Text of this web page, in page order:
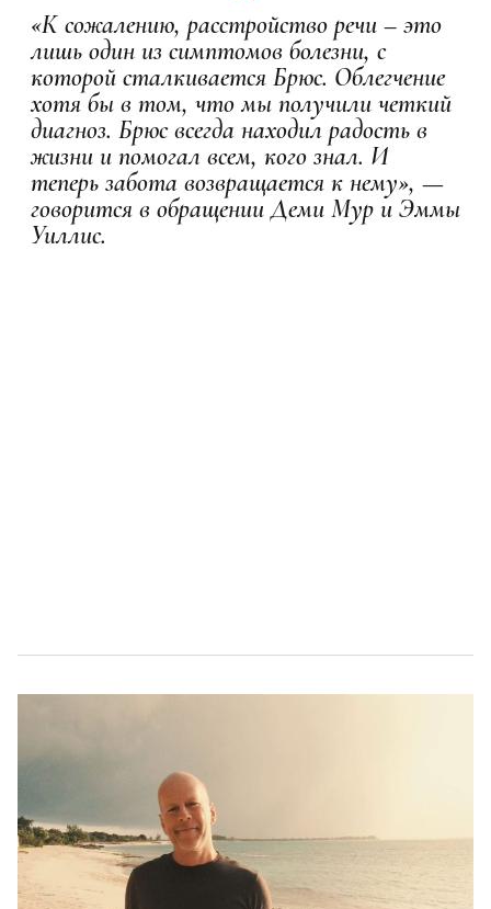
«К сожалению, расстройство речи – это
лишь один из симптомов болезни, с
которой сталкивается Брюс. Облегчение
хотя бы в том, что мы получили четкий
диагноз. Брюс всегда находил радость в
жизни и помогал всем, кого знал. И
теперь забота возвращается к нему», —
говорится в обращении Деми Мур и Эммы
Уиллис.